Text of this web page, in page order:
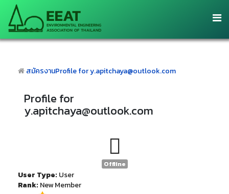
สมัครงานProfile for y.apitchaya@outlook.com
Profile for
y.apitchaya@outlook.com
Offline
User Type: User
Rank: New Member